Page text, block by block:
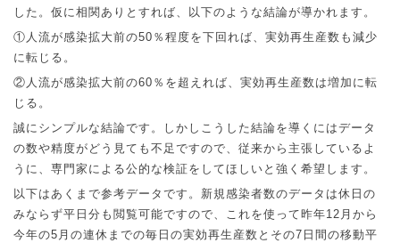
した。仮に相関ありとすれば、以下のような結論が導かれます。
① 人流が感染拡大前の50 ％程度を下回れば、実効再生産数も減少
に転じる。
② 人流が感染拡大前の60 ％を超えれば、実効再生産数は増加に転
じる。
誠にシンプルな結論です。しかしこうした結論を導くにはデータ
の数や精度がどう見ても不足ですので、従来から主張しているよ
うに、専門家による公的な検証をしてほしいと強く希望します。
以下はあくまで参考データです。新規感染者数のデータは休日の
みならず平日分も閲覧可能ですので、これを使って昨年12 月から
今年の5 月の連休までの毎日の実効再生産数とその7 日間の移動平